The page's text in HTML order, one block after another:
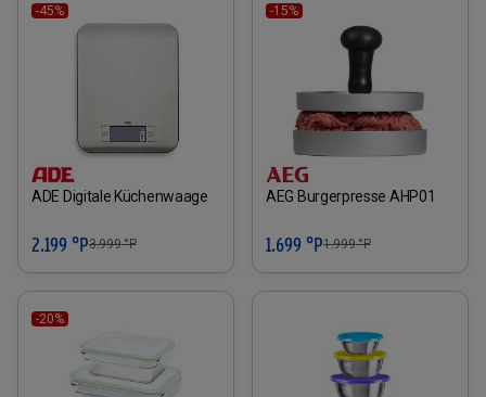
-45%
ADE Digitale Küchenwaage
2.199 °P3.999°P
-15%
AEG Burgerpresse AHP01
1.699 °P1.999°P
-20%